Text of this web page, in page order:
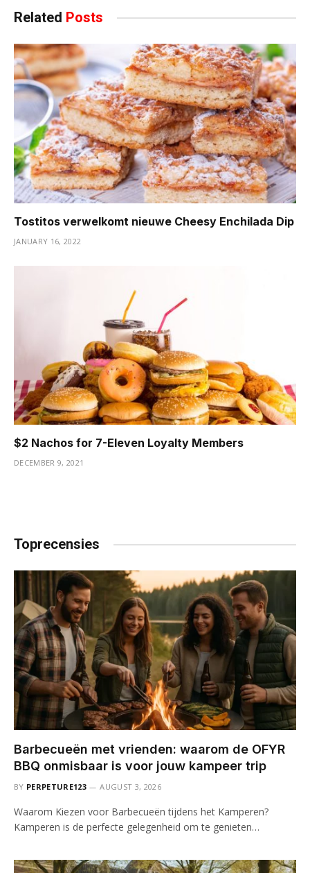
Related Posts
Tostitos verwelkomt nieuwe Cheesy Enchilada Dip
JANUARY 16, 2022
$2 Nachos for 7-Eleven Loyalty Members
DECEMBER 9, 2021
Toprecensies
Barbecueën met vrienden: waarom de OFYR
BBQ onmisbaar is voor jouw kampeer trip
BY PERPETURE123 AUGUST 3, 2026
Waarom Kiezen voor Barbecueën tijdens het Kamperen?
Kamperen is de perfecte gelegenheid om te genieten…